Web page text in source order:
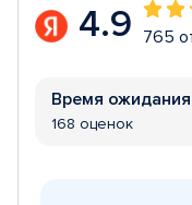
4.9 765
Время ожидания
168 оценок